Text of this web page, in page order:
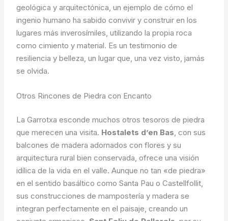
geológica y arquitectónica, un ejemplo de cómo el
ingenio humano ha sabido convivir y construir en los
lugares más inverosímiles, utilizando la propia roca
como cimiento y material. Es un testimonio de
resiliencia y belleza, un lugar que, una vez visto, jamás
se olvida.
Otros Rincones de Piedra con Encanto
La Garrotxa esconde muchos otros tesoros de piedra
que merecen una visita. Hostalets d’en Bas, con sus
balcones de madera adornados con flores y su
arquitectura rural bien conservada, ofrece una visión
idílica de la vida en el valle. Aunque no tan «de piedra»
en el sentido basáltico como Santa Pau o Castellfollit,
sus construcciones de mampostería y madera se
integran perfectamente en el paisaje, creando un